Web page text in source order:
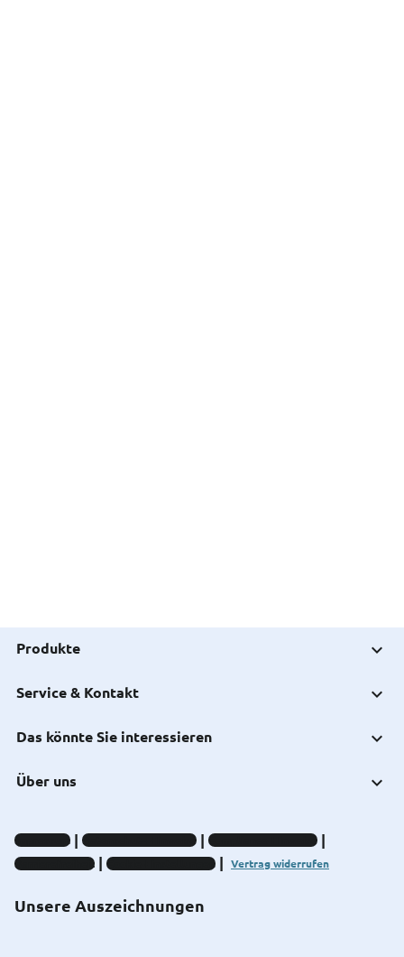
Produkte
Service & Kontakt
Das könnte Sie interessieren
Über uns
Unsere Auszeichnungen
Impressum Datenschutz-Hinweise
Compliance-Hinweise
Barrierefreiheit
Cookie-Einstellungen Vertrag widerrufen